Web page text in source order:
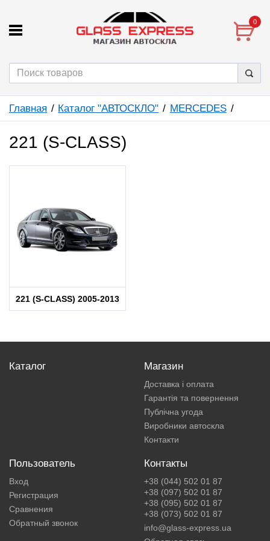
0
Главная Каталог "АВТОСКЛО" MERCEDES
221 (S-CLASS)
221 (S-CLASS) 2005-2013
Каталог Магазин
Доставка і оплата
Гарантія та повернення
Публічна угода
Виробники автоскла
Контакти
Пользователь
Вход
Регистрация
Сравнения
Обратный звонок
Контакты
+38 (044) 502 01 87
+38 (097) 502 01 87
+38 (095) 502 01 87
+38 (073) 502 01 87
info@glass-express.ua